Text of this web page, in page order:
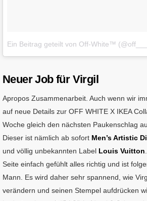
Ein Beitrag geteilt von Off-White™
Neuer Job für Virgil
Apropos Zusammenarbeit. Auch wenn wir
auf neue Details zur OFF WHITE X IKEA
Woche gleich den nächsten Paukenschlag
Dieser ist nämlich ab sofort Men’s Artistic
und völlig unbekannten Label Louis Vuitton
Seite einfach gefühlt alles richtig und ist
Mann. Es wird daher sehr spannend, wie
verändern und seinen Stempel aufdrücken